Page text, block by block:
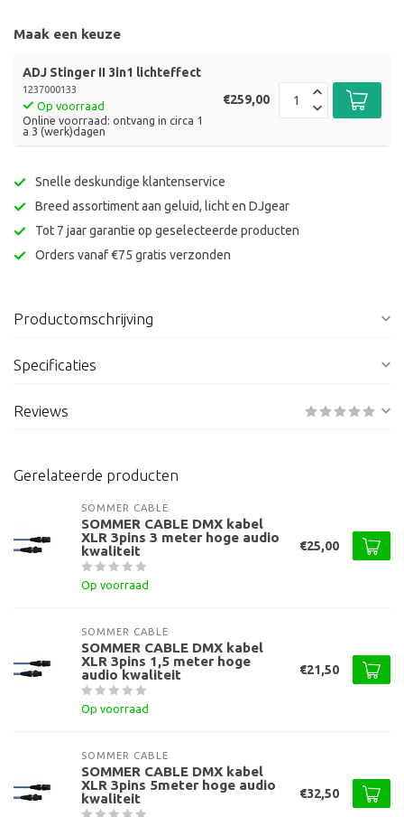
Maak een keuze
ADJ Stinger II 3in1 lichteffect
1237000133
Op voorraad
Online voorraad: ontvang in circa 1
a 3 (werk)dagen
€259,00
Snelle deskundige klantenservice
Breed assortiment aan geluid, licht en DJgear
Tot 7 jaar garantie op geselecteerde producten
Orders vanaf €75 gratis verzonden
Productomschrijving
Specificaties
Reviews
Gerelateerde producten
SOMMER CABLE
SOMMER CABLE DMX kabel
XLR 3pins 3 meter hoge audio
kwaliteit
Op voorraad
€25,00
SOMMER CABLE
SOMMER CABLE DMX kabel
XLR 3pins 1,5 meter hoge
audio kwaliteit
Op voorraad
€21,50
SOMMER CABLE
SOMMER CABLE DMX kabel
XLR 3pins 5meter hoge audio
kwaliteit
€32,50